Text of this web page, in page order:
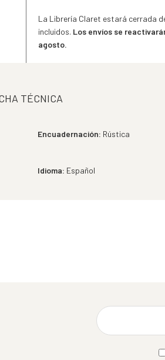
La Librería Claret estará cerrada
incluidos. Los envíos se
agosto.
TÉCNICA
Encuadernación: Rústica
Idioma: Español